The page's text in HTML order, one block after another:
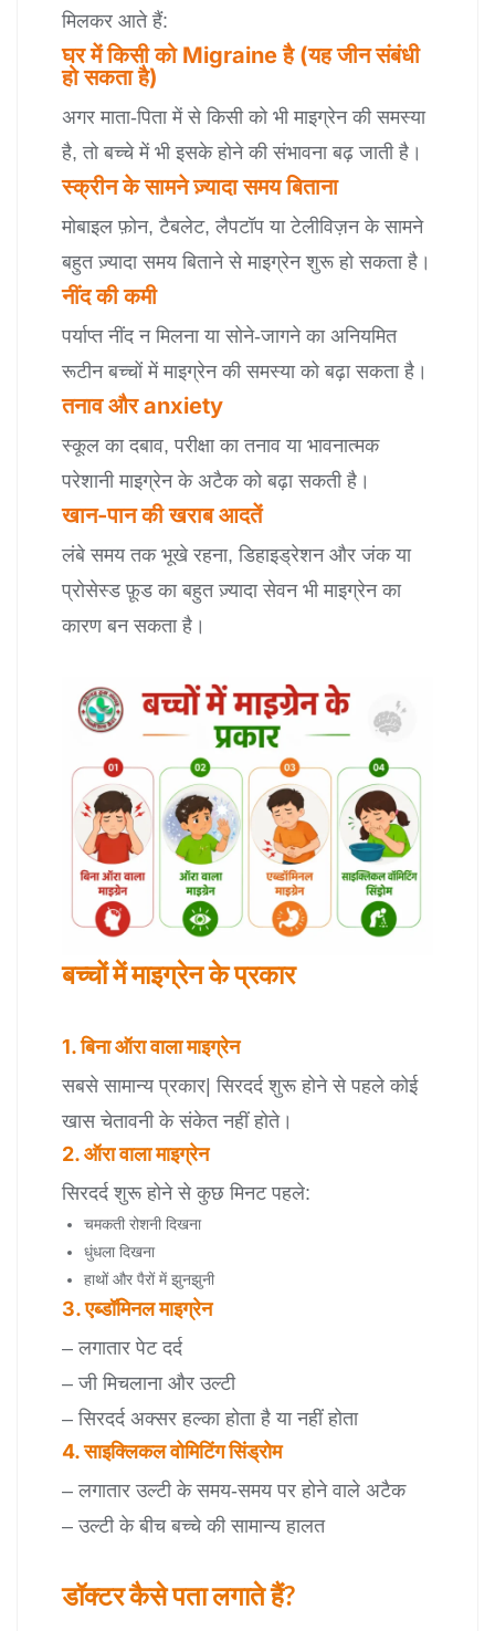
मिलकर आते हैं:
घर में किसी को Migraine है (यह जीन संबंधी
हो सकता है)
अगर माता-पिता में से किसी को भी माइग्रेन की समस्या
है, तो बच्चे में भी इसके होने की संभावना बढ़ जाती है।
स्क्रीन के सामने ज़्यादा समय बिताना
मोबाइल फ़ोन, टैबलेट, लैपटॉप या टेलीविज़न के सामने
बहुत ज़्यादा समय बिताने से माइग्रेन शुरू हो सकता है।
नींद की कमी
पर्याप्त नींद न मिलना या सोने-जागने का अनियमित
रूटीन बच्चों में माइग्रेन की समस्या को बढ़ा सकता है।
तनाव और anxiety
स्कूल का दबाव, परीक्षा का तनाव या भावनात्मक
परेशानी माइग्रेन के अटैक को बढ़ा सकती है।
खान-पान की खराब आदतें
लंबे समय तक भूखे रहना, डिहाइड्रेशन और जंक या
प्रोसेस्ड फ़ूड का बहुत ज़्यादा सेवन भी माइग्रेन का
कारण बन सकता है।
बच्चों में माइग्रेन के प्रकार
1. बिना ऑरा वाला माइग्रेन
सबसे सामान्य प्रकार| सिरदर्द शुरू होने से पहले कोई
खास चेतावनी के संकेत नहीं होते।
2. ऑरा वाला माइग्रेन
सिरदर्द शुरू होने से कुछ मिनट पहले:
चमकती रोशनी दिखना
धुंधला दिखना
हाथों और पैरों में झुनझुनी
3. एब्डॉमिनल माइग्रेन
– लगातार पेट दर्द
– जी मिचलाना और उल्टी
– सिरदर्द अक्सर हल्का होता है या नहीं होता
4. साइक्लिकल वोमिटिंग सिंड्रोम
– लगातार उल्टी के समय-समय पर होने वाले अटैक
– उल्टी के बीच बच्चे की सामान्य हालत
डॉक्टर कैसे पता लगाते हैं?